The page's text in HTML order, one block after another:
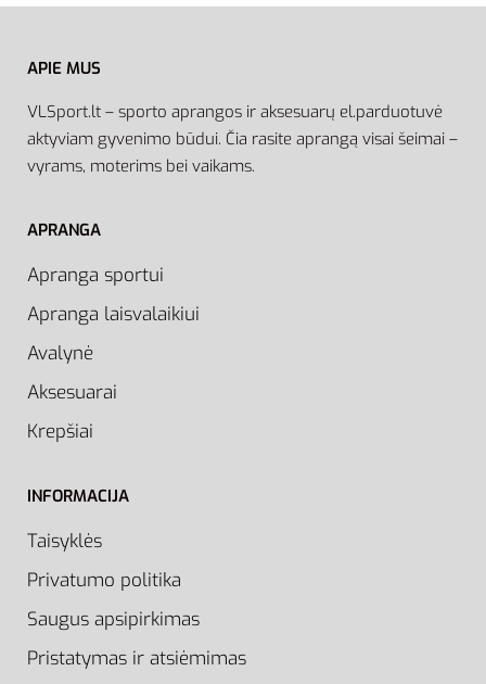
APIE MUS
VLSport.lt – sporto aprangos ir aksesuarų el.parduotuvė
aktyviam gyvenimo būdui. Čia rasite aprangą visai šeimai –
vyrams, moterims bei vaikams.
APRANGA
Apranga sportui
Apranga laisvalaikiui
Avalynė
Aksesuarai
Krepšiai
INFORMACIJA
Taisyklės
Privatumo politika
Saugus apsipirkimas
Pristatymas ir atsiėmimas